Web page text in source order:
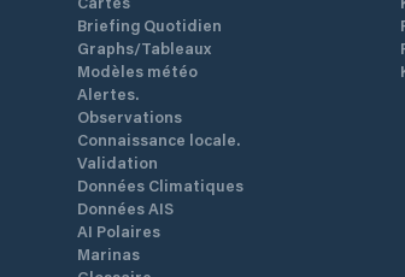
Briefing Quotidien
Graphs/Tableaux
Modèles météo
Alertes.
Observations
Connaissance locale.
Validation
Données Climatiques
Données AIS
AI Polaires
Marinas